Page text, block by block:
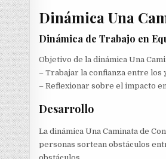
Dinámica Una
Dinámica de Trabajo en
Objetivo de la dinámica Una
– Trabajar la confianza entre los
– Reflexionar sobre el impacto
Desarrollo
La dinámica Una Caminata de
personas sortean obstáculos